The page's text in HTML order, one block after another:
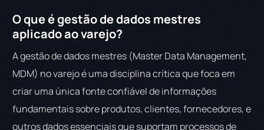
O que é gestão de dados mestres
aplicado ao varejo?
A gestão de dados mestres (Master Data Management,
MDM) no varejo é uma disciplina crítica que foca em
criar uma única fonte confiável de informações
fundamentais sobre produtos, clientes, fornecedores, e
outros dados essenciais que suportam processos de